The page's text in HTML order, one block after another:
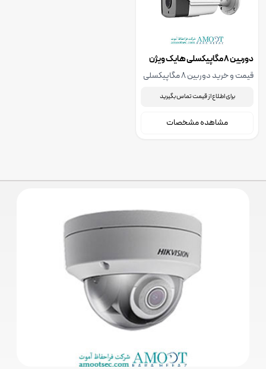
دوربین 8 مگاپیکسلی هایک ویژن
مدل DS-2CD2T83G0-I8
قیمت و خرید دوربین 8 مگاپیکسلی
I8، جهت استعلام قیمت دوربین
2CD2T83G0-I8 با ما تماس بگیرید
برای اطلاع از قیمت تماس بگیرید
مشاهده مشخصات